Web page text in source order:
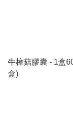
牛樟菇膠囊 - 1盒
盒)